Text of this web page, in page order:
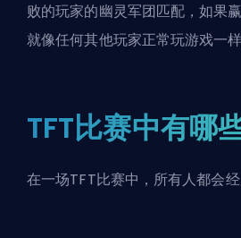
败的玩家的幽灵军团匹配，如果
就像任何其他玩家正常玩游戏一样
TFT比赛中有哪
在一场TFT比赛中，所有人都会经